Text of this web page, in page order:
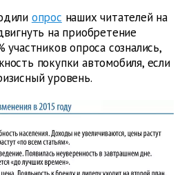
опрос наших читателей на
на приобретение
участников опроса сознались,
покупки автомобиля, если
уровень.